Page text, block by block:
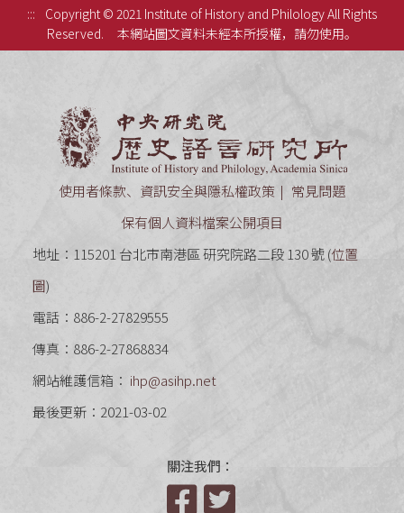
:::
Copyright © 2021 Institute of History and Philology All Rights
Reserved.
本網站圖文資料未經本所授權，請勿使用。
使用者條款、資訊安全與隱私權政策
常見問題
保有個人資料檔案公開項目
地址：115201 台北市南港區 研究院路二段 130 號 (位置
圖)
電話：886-2-27829555
傳真：886-2-27868834
網站維護信箱： ihp@asihp.net
最後更新：2021-03-02
關注我們：
Facebook